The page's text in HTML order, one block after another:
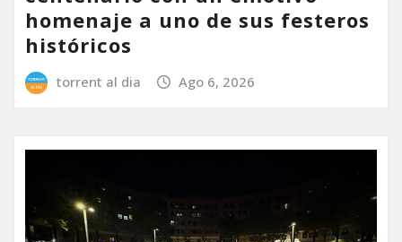
homenaje a uno de sus festeros
históricos
torrent al dia Ago 6, 2026